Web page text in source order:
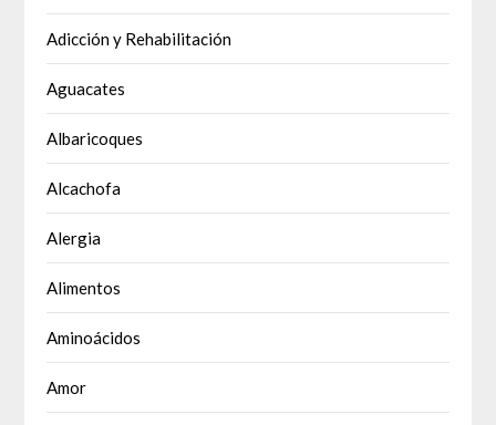
Adicción y Rehabilitación
Aguacates
Albaricoques
Alcachofa
Alergia
Alimentos
Aminoácidos
Amor